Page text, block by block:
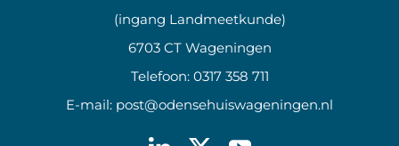
(ingang Landmeetkunde)
6703 CT Wageningen
Telefoon: 0317 358 711
E-mail: post@odensehuiswageningen.nl